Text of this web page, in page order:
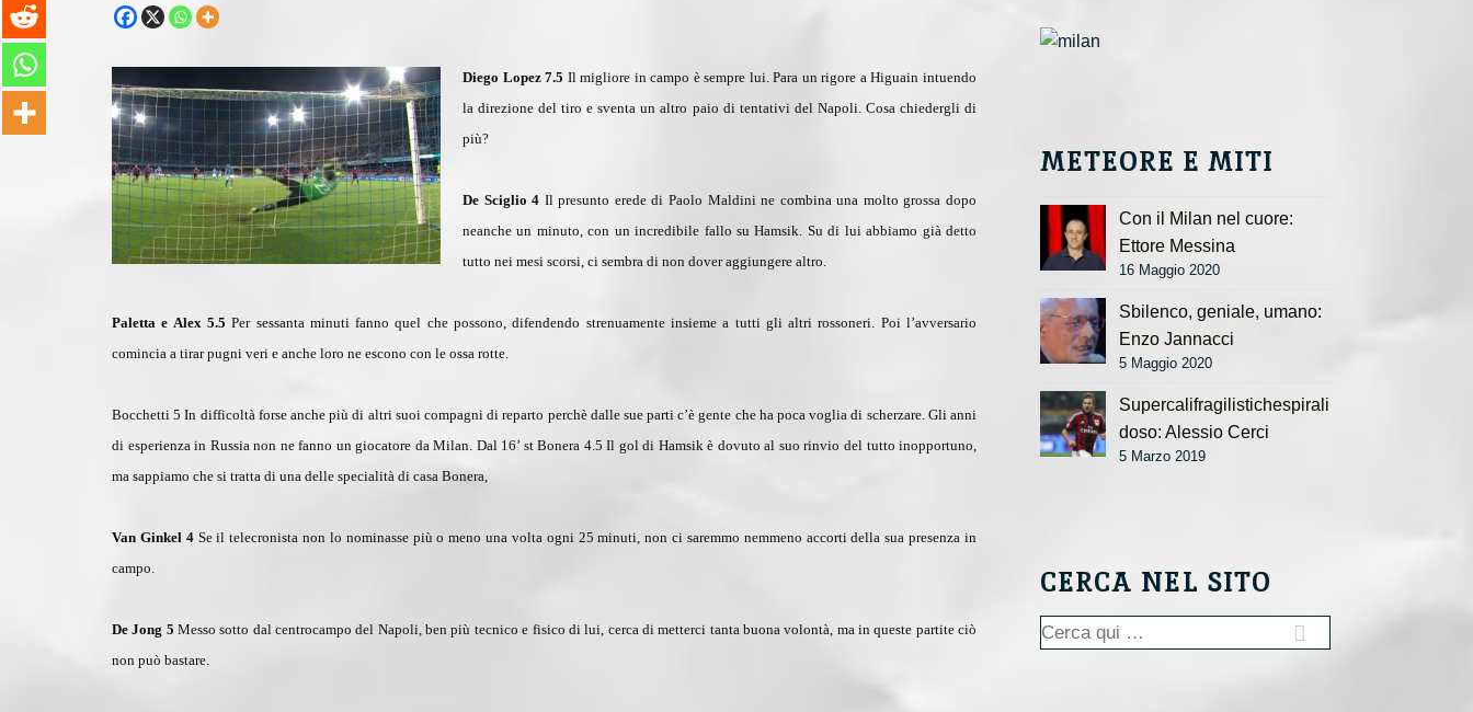
Diego Lopez 7.5 Il migliore in campo è sempre lui. Para un rigore a Higuain intuendo
la direzione del tiro e sventa un altro paio di tentativi del Napoli. Cosa chiedergli di
più?
De Sciglio 4 Il presunto erede di Paolo Maldini ne combina una molto grossa dopo
neanche un minuto, con un incredibile fallo su Hamsik. Su di lui abbiamo già detto
tutto nei mesi scorsi, ci sembra di non dover aggiungere altro.
Paletta e Alex 5.5 Per sessanta minuti fanno quel che possono, difendendo strenuamente insieme a tutti gli altri rossoneri. Poi l’avversario
comincia a tirar pugni veri e anche loro ne escono con le ossa rotte.
Bocchetti 5 In difficoltà forse anche più di altri suoi compagni di reparto perchè dalle sue parti c’è gente che ha poca voglia di scherzare. Gli anni
di esperienza in Russia non ne fanno un giocatore da Milan. Dal 16’ st Bonera 4.5 Il gol di Hamsik è dovuto al suo rinvio del tutto inopportuno,
ma sappiamo che si tratta di una delle specialità di casa Bonera,
Van Ginkel 4Se il telecronista non lo nominasse più o meno una volta ogni 25 minuti, non ci saremmo nemmeno accorti della sua presenza in
campo.
De Jong 5 Messo sotto dal centrocampo del Napoli, ben più tecnico e fisico di lui, cerca di metterci tanta buona volontà, ma in queste partite ciò
non può bastare.
METEORE E MITI
Con il Milan nel cuore:
Ettore Messina
16 Maggio 2020
Sbilenco, geniale, umano:
Enzo Jannacci
5 Maggio 2020
Supercalifragilistichespirali
doso: Alessio Cerci
5 Marzo 2019
CERCA NEL SITO
Cerca: